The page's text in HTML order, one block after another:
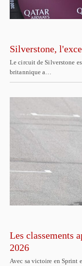
Silverstone,
Le circuit de Silverstone
britannique a…
Les classements
2026
Avec sa victoire en Sprint